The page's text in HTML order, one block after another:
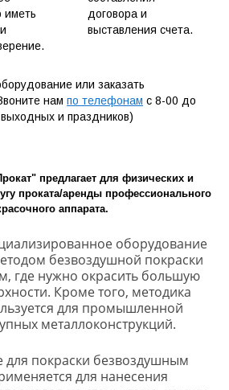
иметь
договора и
выставления счета.
или заказать
нам по телефонам с 8-00 до
и праздников)
предлагает для физических и
проката/аренды профессионального
аппарата.
оборудование
безвоздушной покраски
где нужно окрасить большую
Кроме того, методика
для промышленной
металлоконструкций.
для покраски безвоздушным
для нанесения